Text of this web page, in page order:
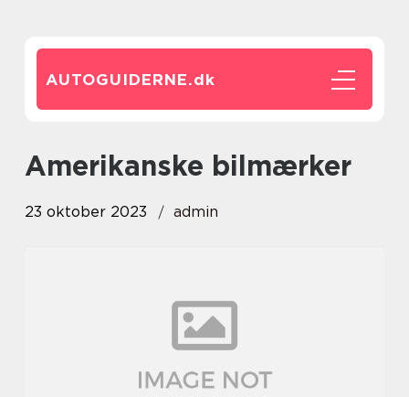
AUTOGUIDERNE.dk
amerikanske bilmærker
23 oktober 2023 admin